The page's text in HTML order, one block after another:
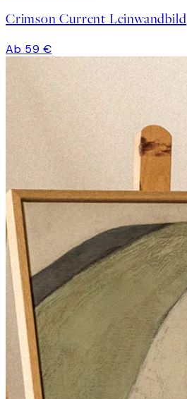
Crimson Current Leinwandbild
Ab 59 €